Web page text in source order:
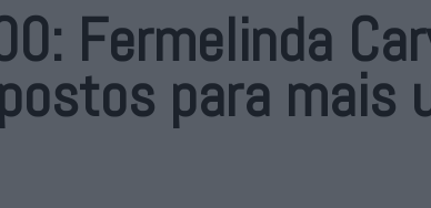
Fermelinda
para mais